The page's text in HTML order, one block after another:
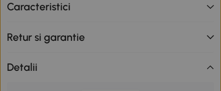
Caracteristici
Retur si garantie
Detalii